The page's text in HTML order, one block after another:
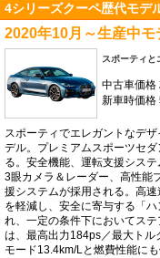
4シリーズクーペ歴代モデ
2020年10月～生産中モ
スポーティと
中古車価格
新車時価格
スポーティでエレガントなデ
デル。プレミアムスポーツセ
る。安全機能、運転支援シス
3眼カメラ＆レーダー、高性能
援システムが採用される。高
を軽減し、安全に寄与する「
れ、一定の条件下においてス
は、最高出力184ps／最大ト
モード13.4km/Lと燃費性能に